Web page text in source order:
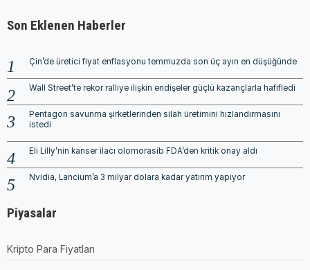
Son Eklenen Haberler
Çin’de üretici fiyat enflasyonu temmuzda son üç ayın en düşüğünde
Wall Street’te rekor ralliye ilişkin endişeler güçlü kazançlarla hafifledi
Pentagon savunma şirketlerinden silah üretimini hızlandırmasını
istedi
Eli Lilly’nin kanser ilacı olomorasib FDA’den kritik onay aldı
Nvidia, Lancium’a 3 milyar dolara kadar yatırım yapıyor
Piyasalar
Kripto Para Fiyatları